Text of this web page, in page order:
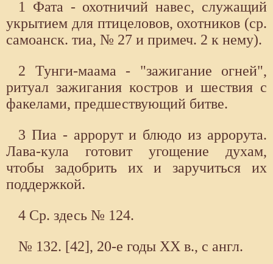
1 Фата - охотничий навес, служащий
укрытием для птицеловов, охотников (ср.
самоанск. тиа, № 27 и примеч. 2 к нему).
2 Тунги-маама - "зажигание огней",
ритуал зажигания костров и шествия с
факелами, предшествующий битве.
3 Пиа - аррорут и блюдо из аррорута.
Лава-кула готовит угощение духам,
чтобы задобрить их и заручиться их
поддержкой.
4 Ср. здесь № 124.
№ 132. [42], 20-е годы XX в., с англ.